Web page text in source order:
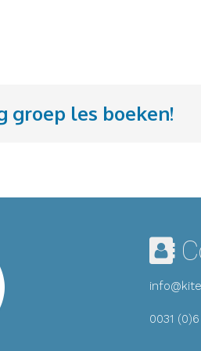
groep les boeken!
0031